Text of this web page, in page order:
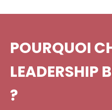
POURQUOI
LEADERSHIP
?